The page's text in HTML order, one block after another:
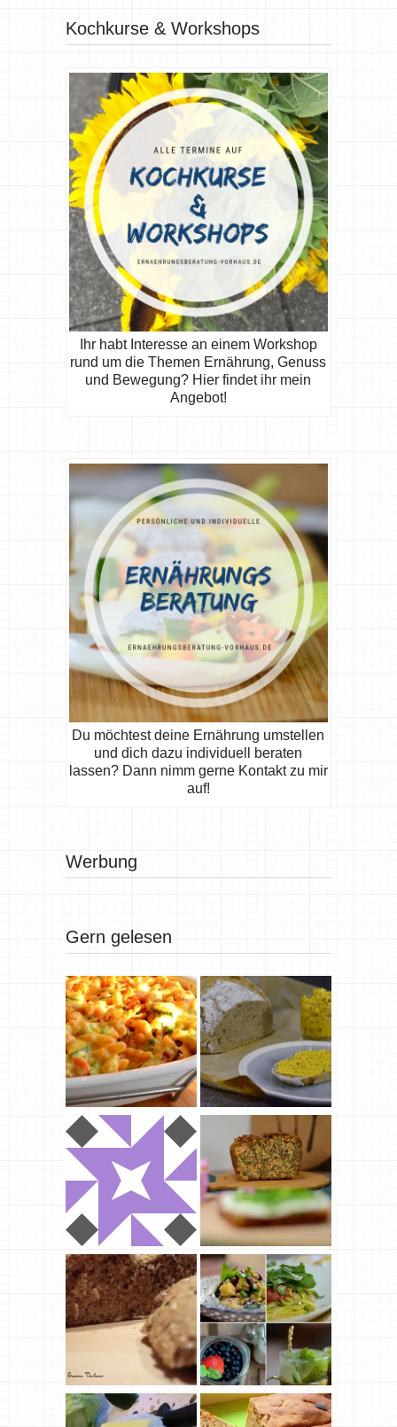
Kochkurse & Workshops
Ihr habt Interesse an einem Workshop
rund um die Themen Ernährung, Genuss
und Bewegung? Hier findet ihr mein
Angebot!
Du möchtest deine Ernährung umstellen
und dich dazu individuell beraten
lassen? Dann nimm gerne Kontakt zu mir
auf!
Werbung
Gern gelesen